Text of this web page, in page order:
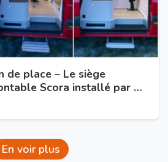
de place – Le siège
Scora installé par A
En voir plus